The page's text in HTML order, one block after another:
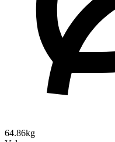
64.86kg